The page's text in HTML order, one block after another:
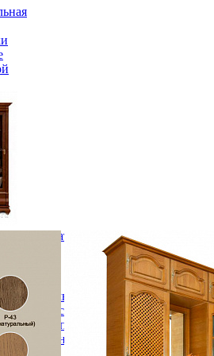
Оскар ММ-210-03
с подъемным механизмом
с подъемным механизмом
с подъемным механизмом
с подъемным